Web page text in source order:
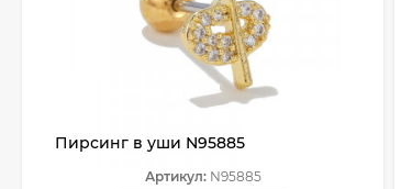
Пирсинг в уши N95885
Артикул:N95885